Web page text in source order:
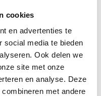
cookies
en advertenties te
social media te bieden
Ook delen we
site met onze
en analyse. Deze
met andere
verzending?
Zo werkt het
dit is het verschil